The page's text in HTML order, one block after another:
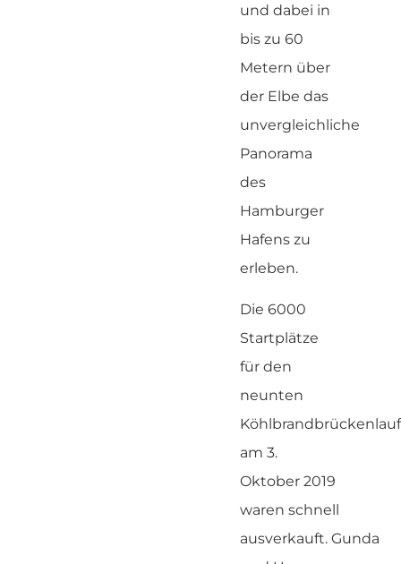
und dabei in
bis zu 60
Metern über
der Elbe das
unvergleichliche
Panorama
des
Hamburger
Hafens zu
erleben.
Die 6000
Startplätze
für den
neunten
Köhlbrandbrückenlauf
am 3.
Oktober 2019
waren schnell
ausverkauft. Gunda